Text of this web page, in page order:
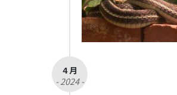
4 月
- 2024 -